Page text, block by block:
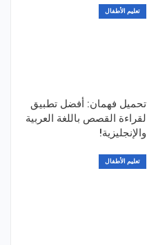
تعليم الأطفال
تحميل فهمان: أفضل تطبيق
لقراءة القصص باللغة العربية
والإنجليزية!
تعليم الأطفال